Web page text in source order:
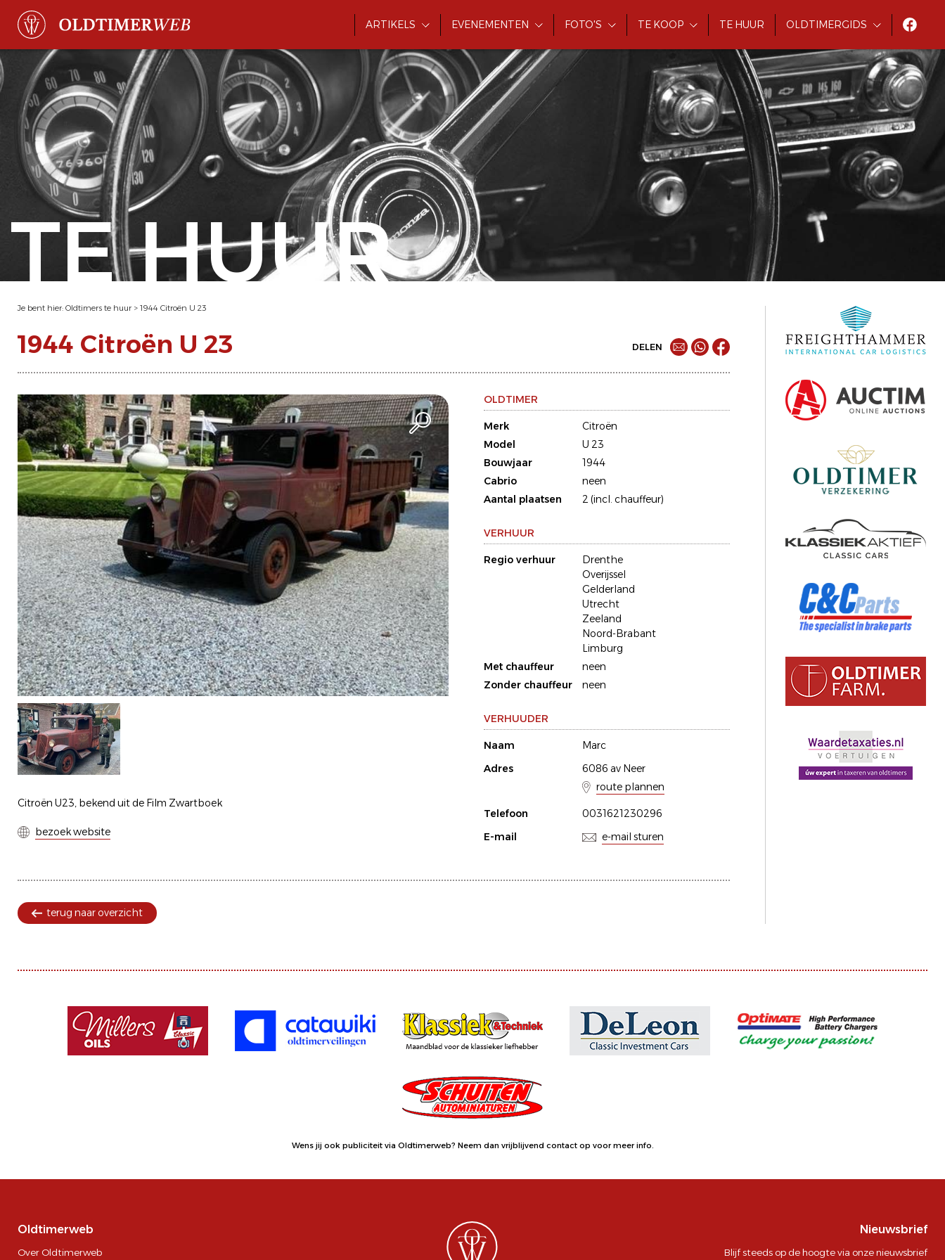
ARTIKELS EVENEMENTEN FOTO'S TE KOOP TE HUUR OLDTIMERGIDS
TE HUUR
Je bent hier: Oldtimers te huur > 1944 Citroën U 23
1944 Citroën U 23 DELEN
Citroën U23, bekend uit de Film Zwartboek
bezoek website
OLDTIMER
Merk
Citroën
Model
U 23
Bouwjaar
1944
Cabrio
neen
Aantal plaatsen
2 (incl. chauffeur)
VERHUUR
Regio verhuur
Drenthe
Overijssel
Gelderland
Utrecht
Zeeland
Noord-Brabant
Limburg
Met chauffeur
neen
Zonder chauffeur
neen
VERHUUDER
Naam
Marc
Adres
6086 av Neer
route plannen
Telefoon
0031621230296
E-mail
e-mail sturen
terug naar overzicht
Wens jij ook publiciteit via Oldtimerweb? Neem dan vrijblijvend contact op voor meer info.
Oldtimerweb
Over Oldtimerweb
Nieuwsbrief
Blijf steeds op de hoogte via onze nieuwsbrief